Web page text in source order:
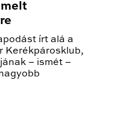
írt alá a
Kerékpárosklub,
– ismét –